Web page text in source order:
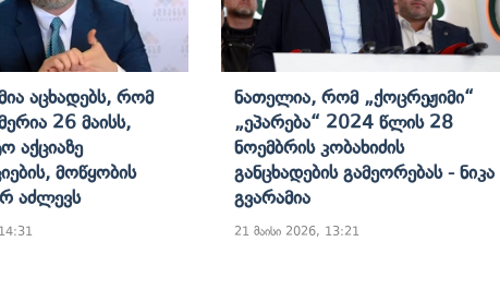
Აცხადებს, Რომ
26 Მაისს,
Აქციაზე
Მოწყობის
Აძლევს
Ნათელია, Რომ „ქოცრეჟიმი“
„ეპარება“ 2024 Წლის 28
Ნოემბრის Კობახიძის
Განცხადების Გამეორებას - Ნიკა
Გვარამია
21 მაისი 2026, 13:21